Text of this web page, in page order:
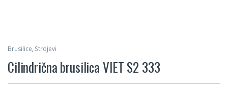
Brusilice, Strojevi
Cilindrična brusilica VIET S2 333